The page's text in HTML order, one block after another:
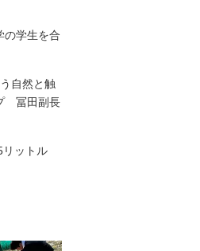
の学生を合
自然と触
冨田副長
リットル